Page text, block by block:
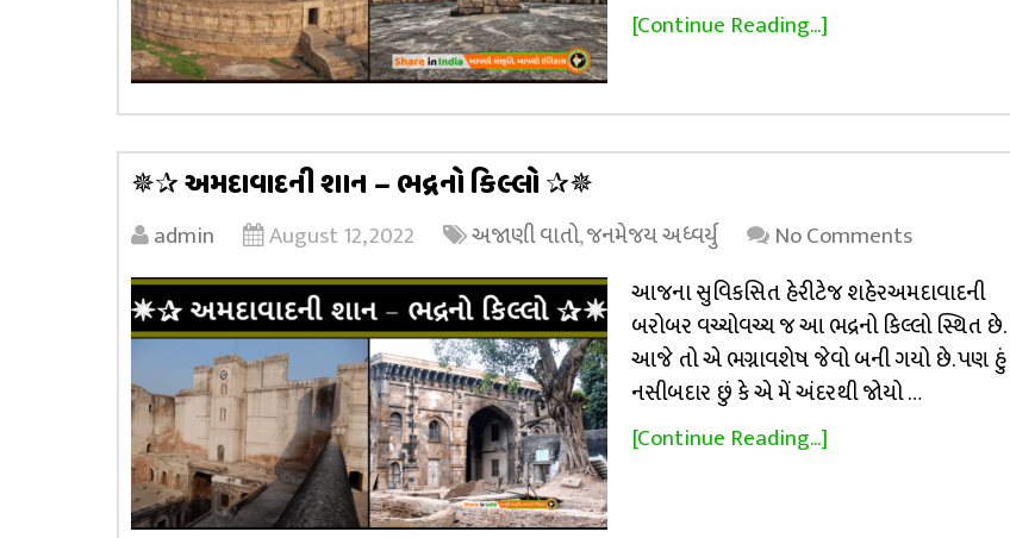
[Continue Reading...]
✵✰ અમદાવાદની શાન – ભદ્રનો કિલ્લો ✰✵
admin August 12, 2022 અજાણી વાતો,જનમેજય અધ્વર્યુ
No Comments
આજના સુવિકસિત હેરીટેજ શહેરઅમદાવાદની
બરોબર વચ્ચોવચ્ચ જ આ ભદ્રનો કિલ્લો સ્થિત છે.
આજે તો એ ભગ્નાવશેષ જેવો બની ગયો છે. પણ હું
નસીબદાર છું કે એ મેં અંદરથી જોયો …
[Continue Reading...]